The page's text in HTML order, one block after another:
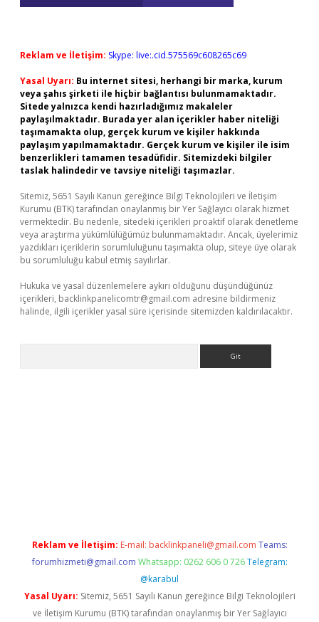
Reklam ve İletişim: Skype: live:.cid.575569c608265c69
Yasal Uyarı: Bu internet sitesi, herhangi bir marka, kurum
veya şahıs şirketi ile hiçbir bağlantısı bulunmamaktadır.
Sitede yalnızca kendi hazırladığımız makaleler
paylaşılmaktadır. Burada yer alan içerikler haber niteliği
taşımamakta olup, gerçek kurum ve kişiler hakkında
paylaşım yapılmamaktadır. Gerçek kurum ve kişiler ile isim
benzerlikleri tamamen tesadüfidir. Sitemizdeki bilgiler
taslak halindedir ve tavsiye niteliği taşımazlar.
Sitemiz, 5651 Sayılı Kanun gereğince Bilgi Teknolojileri ve İletişim
Kurumu (BTK) tarafından onaylanmış bir Yer Sağlayıcı olarak hizmet
vermektedir. Bu nedenle, sitedeki içerikleri proaktif olarak denetleme
veya araştırma yükümlülüğümüz bulunmamaktadır. Ancak, üyelerimiz
yazdıkları içeriklerin sorumluluğunu taşımakta olup, siteye üye olarak
bu sorumluluğu kabul etmiş sayılırlar.
Hukuka ve yasal düzenlemelere aykırı olduğunu düşündüğünüz
içerikleri, backlinkpanelicomtr@gmail.com adresine bildirmeniz
halinde, ilgili içerikler yasal süre içerisinde sitemizden kaldırılacaktır.
Reklam ve İletişim: E-mail: backlinkpaneli@gmail.com Teams:
forumhizmeti@gmail.com Whatsapp: 0262 606 0 726 Telegram:
@karabul
Yasal Uyarı: Sitemiz, 5651 Sayılı Kanun gereğince Bilgi Teknolojileri
ve İletişim Kurumu (BTK) tarafından onaylanmış bir Yer Sağlayıcı